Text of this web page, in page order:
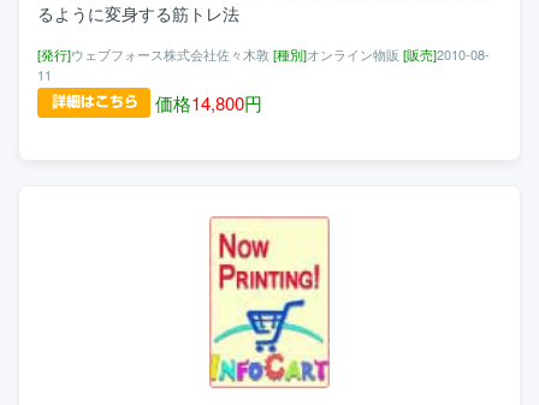
るように変身する筋トレ法
[発行]ウェブフォース株式会社佐々木敦 [種別]オンライン物販 [販売]2010-08-
11
価格14,800円